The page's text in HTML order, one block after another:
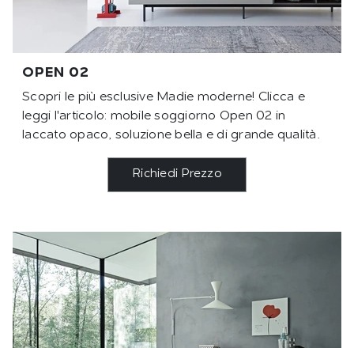
OPEN 02
Scopri le più esclusive Madie moderne! Clicca e
leggi l'articolo: mobile soggiorno Open 02 in
laccato opaco, soluzione bella e di grande qualità.
Richiedi Prezzo